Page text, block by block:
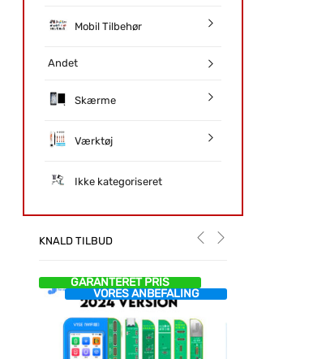
Mobil Tilbehør
Andet
Skærme
Værktøj
Ikke kategoriseret
KNALD TILBUD
GARANTERET PRIS
VORES ANBEFALING